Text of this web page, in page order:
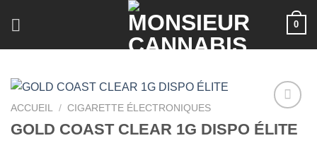
0
ACCUEIL / CIGARETTE ÉLECTRONIQUES
GOLD COAST CLEAR 1G DISPO ÉLITE